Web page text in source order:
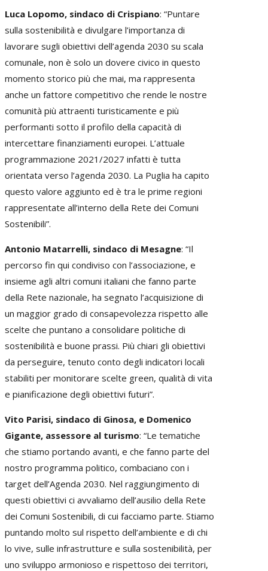
Luca Lopomo, sindaco di Crispiano: “Puntare
sulla sostenibilità e divulgare l’importanza di
lavorare sugli obiettivi dell’agenda 2030 su scala
comunale, non è solo un dovere civico in questo
momento storico più che mai, ma rappresenta
anche un fattore competitivo che rende le nostre
comunità più attraenti turisticamente e più
performanti sotto il profilo della capacità di
intercettare finanziamenti europei. L’attuale
programmazione 2021/2027 infatti è tutta
orientata verso l’agenda 2030. La Puglia ha capito
questo valore aggiunto ed è tra le prime regioni
rappresentate all’interno della Rete dei Comuni
Sostenibili”.
Antonio Matarrelli, sindaco di Mesagne: “Il
percorso fin qui condiviso con l’associazione, e
insieme agli altri comuni italiani che fanno parte
della Rete nazionale, ha segnato l’acquisizione di
un maggior grado di consapevolezza rispetto alle
scelte che puntano a consolidare politiche di
sostenibilità e buone prassi. Più chiari gli obiettivi
da perseguire, tenuto conto degli indicatori locali
stabiliti per monitorare scelte green, qualità di vita
e pianificazione degli obiettivi futuri”.
Vito Parisi, sindaco di Ginosa, e Domenico
Gigante, assessore al turismo: “Le tematiche
che stiamo portando avanti, e che fanno parte del
nostro programma politico, combaciano con i
target dell’Agenda 2030. Nel raggiungimento di
questi obiettivi ci avvaliamo dell’ausilio della Rete
dei Comuni Sostenibili, di cui facciamo parte. Stiamo
puntando molto sul rispetto dell’ambiente e di chi
lo vive, sulle infrastrutture e sulla sostenibilità, per
uno sviluppo armonioso e rispettoso dei territori,